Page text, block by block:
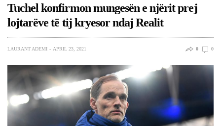
Tuchel konfirmon mungesën e njërit prej
lojtarëve të tij kryesor ndaj Realit
LAURANT ADEMI APRIL 23, 2021 0 0